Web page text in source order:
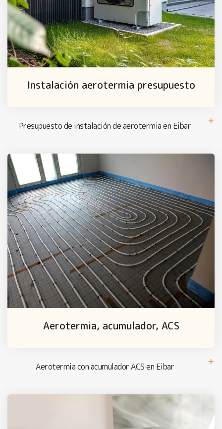
Instalación aerotermia presupuesto
Presupuesto de instalación de aerotermia en Eibar
Aerotermia, acumulador, ACS
Aerotermia con acumulador ACS en Eibar